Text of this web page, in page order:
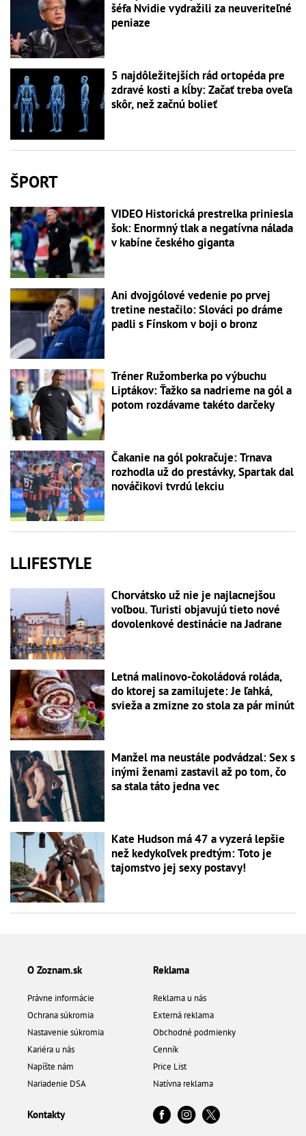
šéfa Nvidie vydražili za neuveriteľné
peniaze
5 najdôležitejších rád ortopéda pre
zdravé kosti a kĺby: Začať treba oveľa
skôr, než začnú bolieť
ŠPORT
VIDEO Historická prestrelka priniesla
šok: Enormný tlak a negatívna nálada
v kabíne českého giganta
Ani dvojgólové vedenie po prvej
tretine nestačilo: Slováci po dráme
padli s Fínskom v boji o bronz
Tréner Ružomberka po výbuchu
Liptákov: Ťažko sa nadrieme na gól a
potom rozdávame takéto darčeky
Čakanie na gól pokračuje: Trnava
rozhodla už do prestávky, Spartak dal
nováčikovi tvrdú lekciu
LLIFESTYLE
Chorvátsko už nie je najlacnejšou
voľbou. Turisti objavujú tieto nové
dovolenkové destinácie na Jadrane
Letná malinovo-čokoládová roláda,
do ktorej sa zamilujete: Je ľahká,
svieža a zmizne zo stola za pár minút
Manžel ma neustále podvádzal: Sex s
inými ženami zastavil až po tom, čo
sa stala táto jedna vec
Kate Hudson má 47 a vyzerá lepšie
než kedykoľvek predtým: Toto je
tajomstvo jej sexy postavy!
O Zoznam.sk
Právne informácie
Ochrana súkromia
Nastavenie súkromia
Kariéra u nás
Napíšte nám
Nariadenie DSA
Reklama
Reklama u nás
Externá reklama
Obchodné podmienky
Cenník
Price List
Natívna reklama
Kontakty